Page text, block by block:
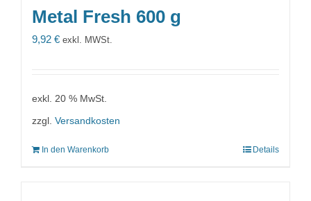
Metal Fresh 600 g
9,92 € exkl. MWSt.
exkl. 20 % MwSt.
zzgl. Versandkosten
In den Warenkorb Details